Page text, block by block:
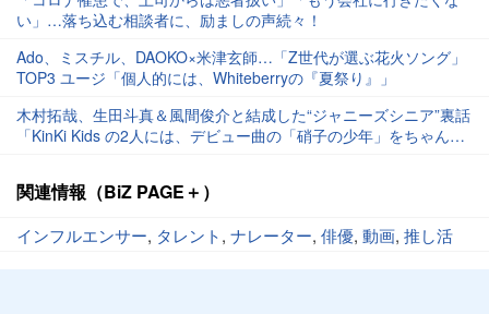
い」…落ち込む相談者に、励ましの声続々！
Ado、ミスチル、DAOKO×米津玄師…「Z世代が選ぶ花火ソング」
TOP3 ユージ「個人的には、Whiteberryの『夏祭り』」
木村拓哉、生田斗真＆風間俊介と結成した“ジャニーズシニア”裏話
「KinKi Kids の2人には、デビュー曲の「硝子の少年」をちゃんと
関連情報（BiZ PAGE＋）
インフルエンサー, タレント, ナレーター, 俳優, 動画, 推し活